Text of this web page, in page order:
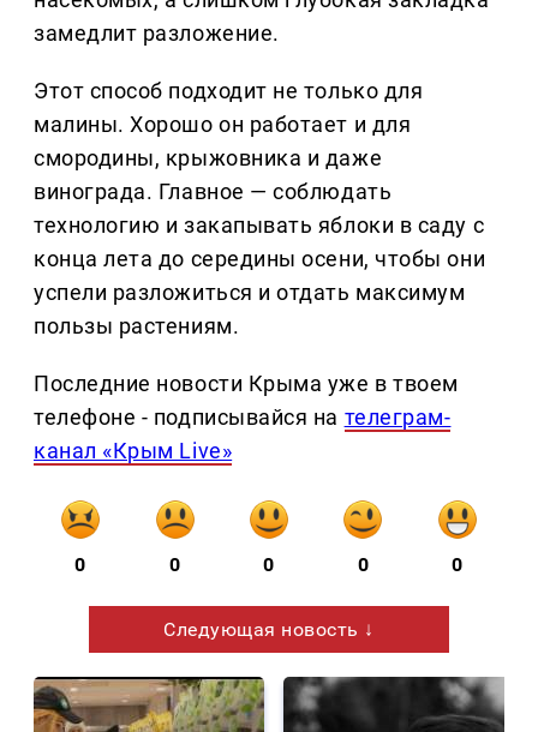
замедлит разложение.
Этот способ подходит не только для
малины. Хорошо он работает и для
смородины, крыжовника и даже
винограда. Главное — соблюдать
технологию и закапывать яблоки в саду с
конца лета до середины осени, чтобы они
успели разложиться и отдать максимум
пользы растениям.
Последние новости Крыма уже в твоем
телефоне - подписывайся на телеграм-
канал «Крым Live»
0 0 0 0 0
Следующая новость ↓